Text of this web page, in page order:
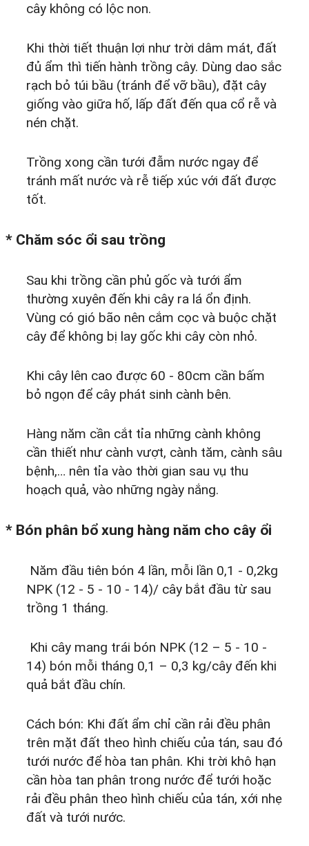
cây không có lộc non.
Khi thời tiết thuận lợi như trời dâm mát, đất
đủ ẩm thì tiến hành trồng cây. Dùng dao sắc
rạch bỏ túi bầu (tránh để vỡ bầu), đặt cây
giống vào giữa hố, lấp đất đến qua cổ rễ và
nén chặt.
Trồng xong cần tưới đẫm nước ngay để
tránh mất nước và rễ tiếp xúc với đất được
tốt.
* Chăm sóc ổi sau trồng
Sau khi trồng cần phủ gốc và tưới ẩm
thường xuyên đến khi cây ra lá ổn định.
Vùng có gió bão nên cắm cọc và buộc chặt
cây để không bị lay gốc khi cây còn nhỏ.
Khi cây lên cao được 60 - 80cm cần bấm
bỏ ngọn để cây phát sinh cành bên.
Hàng năm cần cắt tỉa những cành không
cần thiết như cành vượt, cành tăm, cành sâu
bệnh,… nên tỉa vào thời gian sau vụ thu
hoạch quả, vào những ngày nắng.
* Bón phân bổ xung hàng năm cho cây ổi
Năm đầu tiên bón 4 lần, mỗi lần 0,1 - 0,2kg
NPK (12 - 5 - 10 - 14)/ cây bắt đầu từ sau
trồng 1 tháng.
Khi cây mang trái bón NPK (12 – 5 - 10 -
14) bón mỗi tháng 0,1 – 0,3 kg/cây đến khi
quả bắt đầu chín.
Cách bón: Khi đất ẩm chỉ cần rải đều phân
trên mặt đất theo hình chiếu của tán, sau đó
tưới nước để hòa tan phân. Khi trời khô hạn
cần hòa tan phân trong nước để tưới hoặc
rải đều phân theo hình chiếu của tán, xới nhẹ
đất và tưới nước.